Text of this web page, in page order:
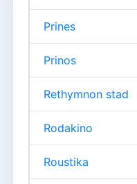
Prines
Prinos
Rethymnon stad
Rodakino
Roustika